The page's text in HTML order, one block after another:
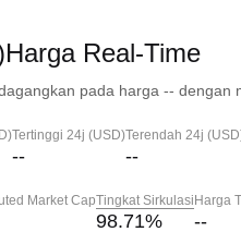
Real-Time
pada harga -- dengan
Tertinggi 24j (USD)
--
Terendah 24j
--
Market CapTingkat Sirkulasi
98.71%
Harga
--